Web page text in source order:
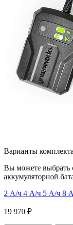
Варианты
Вы можете выбрать
аккумуляторной
2 А/ч 4 А/ч 5 А/ч 8
19 970 ₽